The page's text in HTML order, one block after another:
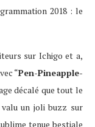
2018 : le
sur Ichigo et a,
“Pen-Pineapple-
décalé que tout le
valu un joli buzz sur
tenue bestiale